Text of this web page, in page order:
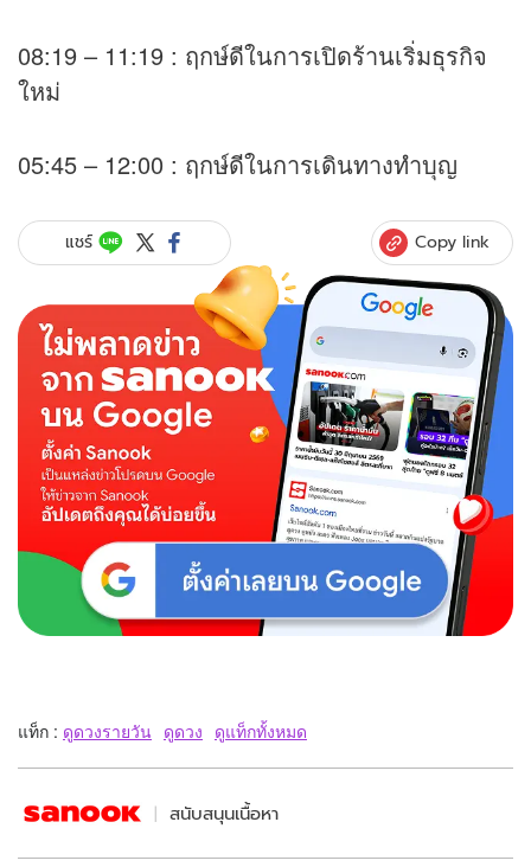
08:19 – 11:19 : ฤกษ์ดีในการเปิดร้านเริ่มธุรกิจ
ใหม่
05:45 – 12:00 : ฤกษ์ดีในการเดินทางทำบุญ
แชร์ Copy link
แท็ก : ดูดวงรายวัน ดูดวง ดูแท็กทั้งหมด
สนับสนุนเนื้อหา